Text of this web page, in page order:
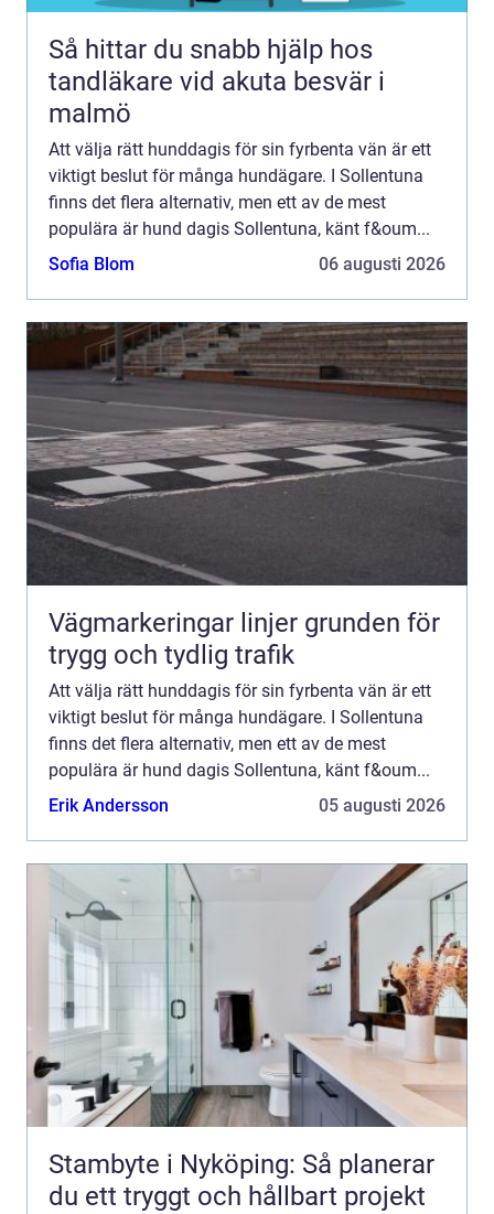
Så hittar du snabb hjälp hos
tandläkare vid akuta besvär i
malmö
Att välja rätt hunddagis för sin fyrbenta vän är ett
viktigt beslut för många hundägare. I Sollentuna
finns det flera alternativ, men ett av de mest
populära är hund dagis Sollentuna, känt f&oum...
Sofia Blom
06 augusti 2026
Vägmarkeringar linjer grunden för
trygg och tydlig trafik
Att välja rätt hunddagis för sin fyrbenta vän är ett
viktigt beslut för många hundägare. I Sollentuna
finns det flera alternativ, men ett av de mest
populära är hund dagis Sollentuna, känt f&oum...
Erik Andersson
05 augusti 2026
Stambyte i Nyköping: Så planerar
du ett tryggt och hållbart projekt